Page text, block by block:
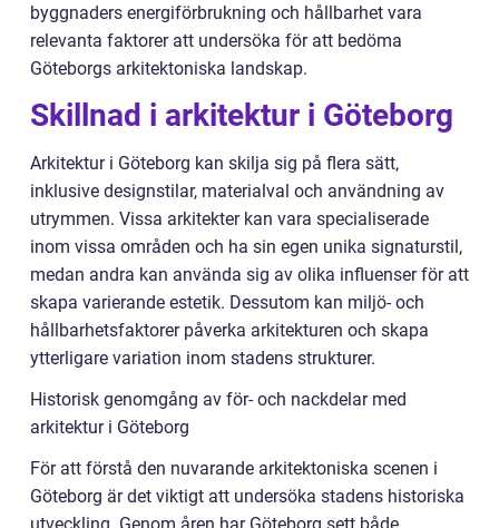
byggnaders energiförbrukning och hållbarhet vara
relevanta faktorer att undersöka för att bedöma
Göteborgs arkitektoniska landskap.
Skillnad i arkitektur i Göteborg
Arkitektur i Göteborg kan skilja sig på flera sätt,
inklusive designstilar, materialval och användning av
utrymmen. Vissa arkitekter kan vara specialiserade
inom vissa områden och ha sin egen unika signaturstil,
medan andra kan använda sig av olika influenser för att
skapa varierande estetik. Dessutom kan miljö- och
hållbarhetsfaktorer påverka arkitekturen och skapa
ytterligare variation inom stadens strukturer.
Historisk genomgång av för- och nackdelar med
arkitektur i Göteborg
För att förstå den nuvarande arkitektoniska scenen i
Göteborg är det viktigt att undersöka stadens historiska
utveckling. Genom åren har Göteborg sett både